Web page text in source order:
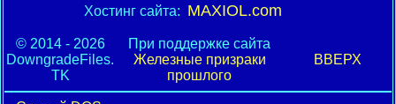
Хостинг сайта: MAXIOL.com
© 2014 - 2026
DowngradeFiles.
TK
При поддержке сайта
Железные призраки
прошлого
ВВЕРХ